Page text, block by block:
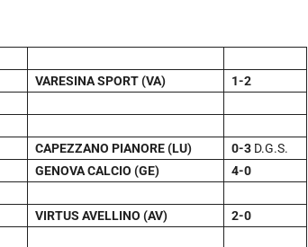
VARESINA SPORT (VA)
1-2
CAPEZZANO PIANORE (LU) 0-3 D.G.S.
GENOVA CALCIO (GE) 4-0
VIRTUS AVELLINO (AV)
2-0